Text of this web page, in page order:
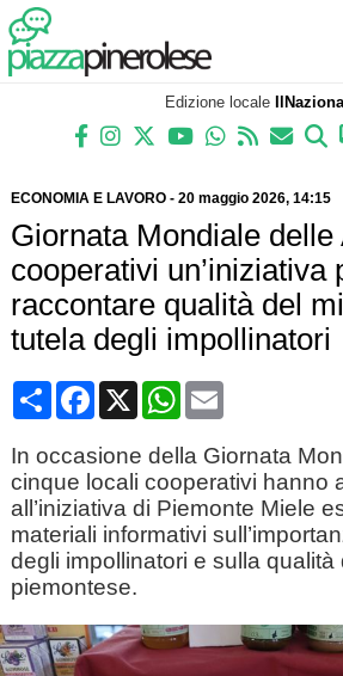
Edizione locale
ECONOMIA E LAVORO- 20 maggio 2026, 14:15
Giornata Mondiale delle
cooperativi un’iniziativa
raccontare qualità del
tutela degli impollinatori
CondividiFacebook
X WhatsApp
Email
In occasione della Giornata
cinque locali cooperativi hanno
all’iniziativa di Piemonte Miele
materiali informativi
degli impollinatori e sulla qualità
piemontese.